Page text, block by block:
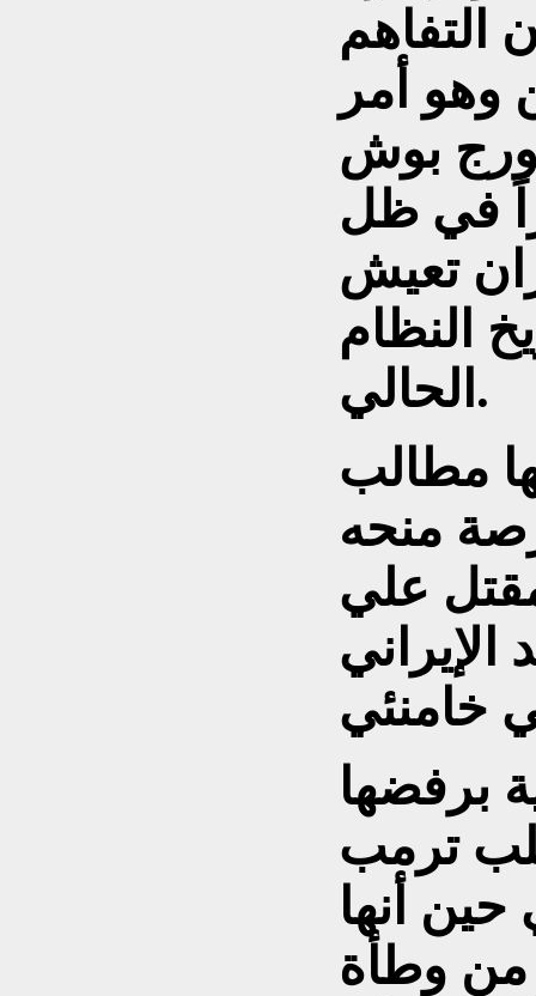
التفاهم
أمر
بوش
في ظل
تعيش
النظام
الحالي.
مطالب
منحه
علي
برفضها
ترمب
أنها
من وطأة